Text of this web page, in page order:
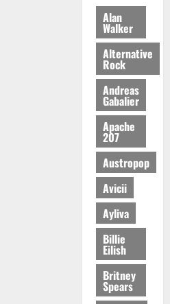
Alan
Walker
Alternative
Rock
Andreas
Gabalier
Apache
207
Austropop
Avicii
Ayliva
Billie
Eilish
Britney
Spears